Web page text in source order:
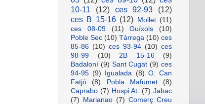
10-11
(12) ces 92-93
(12)
ces B 15-16 (12) Mollet (11)
ces 08-09
(11) Guíxols
(10)
Poble Sec (10) Tàrrega (10) ces
85-86 (10) ces 93-94 (10) ces
98-99
(10) 2B 15-16
(9)
Badaloní (9) Sant Cugat (9) ces
94-95 (9) Igualada (8) O. Can
Fatjó
(8) Pobla Mafumet
(8)
Caprabo (7) Hospi At. (7) Jabac
(7)
Marianao (7) Comerç Creu